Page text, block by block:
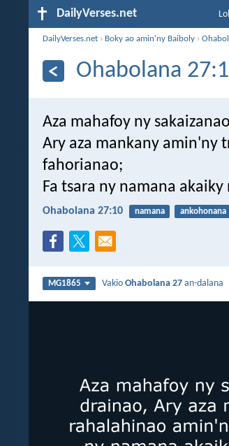
DailyVerses.net
DailyVerses.net › Boky ao amin'ny Baiboly ›
Ohabolana
Aza mahafoy ny
Ary aza mankany amin'ny
fahorianao;
Fa tsara ny namana
Ohabolana 27:10 namana ankohonana
MG1865 VakioOhabolana 27 an-dalana